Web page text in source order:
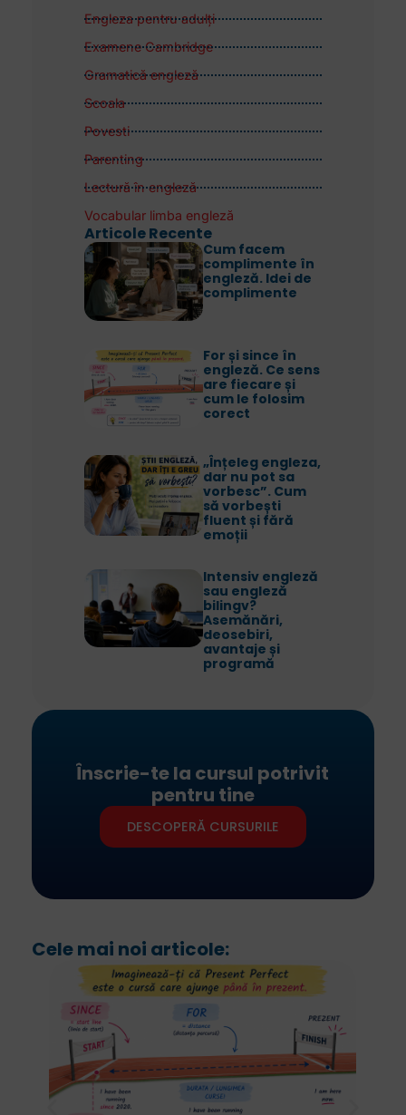
Engleza pentru adulţi
Examene Cambridge
Gramatică engleză
Scoala
Povesti
Parenting
Lectură în engleză
Vocabular limba engleză
Articole Recente
Cum facem
complimente în
engleză. Idei de
complimente
For și since în
engleză. Ce sens
are fiecare și
cum le folosim
corect
„Înțeleg engleza,
dar nu pot sa
vorbesc”. Cum
să vorbești
fluent și fără
emoții
Intensiv engleză
sau engleză
bilingv?
Asemănări,
deosebiri,
avantaje și
programă
Înscrie-te la cursul potrivit
pentru tine
DESCOPERĂ CURSURILE
Cele mai noi articole: